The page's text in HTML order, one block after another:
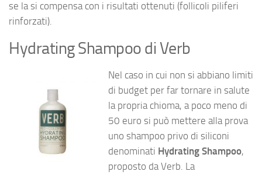
se la si compensa con i risultati ottenuti (follicoli piliferi
rinforzati).
Hydrating Shampoo di Verb
Nel caso in cui non si abbiano limiti
di budget per far tornare in salute
la propria chioma, a poco meno di
50 euro si può mettere alla prova
uno shampoo privo di siliconi
denominati Hydrating Shampoo,
proposto da Verb. La